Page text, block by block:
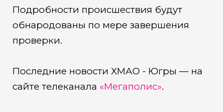
Подробности происшествия будут
обнародованы по мере завершения
проверки.
Последние новости ХМАО - Югры — на
сайте телеканала «Мегаполис».